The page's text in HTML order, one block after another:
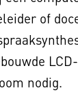
of
nodig.